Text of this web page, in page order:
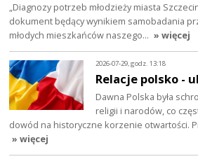
„Diagnozy potrzeb młodzieży miasta
dokument będący wynikiem samobadania
młodych mieszkańców naszego… » więcej
2026-07-29, godz. 13:18
Relacje polsko -
Dawna Polska była
religii i narodów, co
dowód na historyczne korzenie otwartości.
» więcej